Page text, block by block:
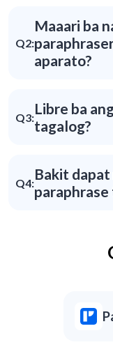
Q2:
Maaari ba
aparato?
Q3:Libre ba
tagalog?
Q4:Bakit